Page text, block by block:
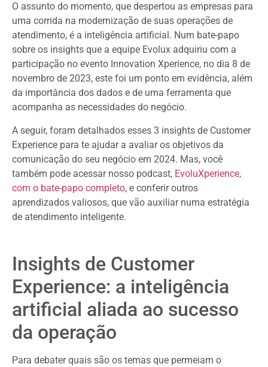
O assunto do momento, que despertou as empresas para
uma corrida na modernização de suas operações de
atendimento, é a inteligência artificial. Num bate-papo
sobre os insights que a equipe Evolux adquiriu com a
participação no evento Innovation Xperience, no dia 8 de
novembro de 2023, este foi um ponto em evidência, além
da importância dos dados e de uma ferramenta que
acompanha as necessidades do negócio.
A seguir, foram detalhados esses 3 insights de Customer
Experience para te ajudar a avaliar os objetivos da
comunicação do seu negócio em 2024. Mas, você
também pode acessar nosso podcast, EvoluXperience,
com o bate-papo completo, e conferir outros
aprendizados valiosos, que vão auxiliar numa estratégia
de atendimento inteligente.
Insights de Customer
Experience: a inteligência
artificial aliada ao sucesso
da operação
Para debater quais são os temas que permeiam o